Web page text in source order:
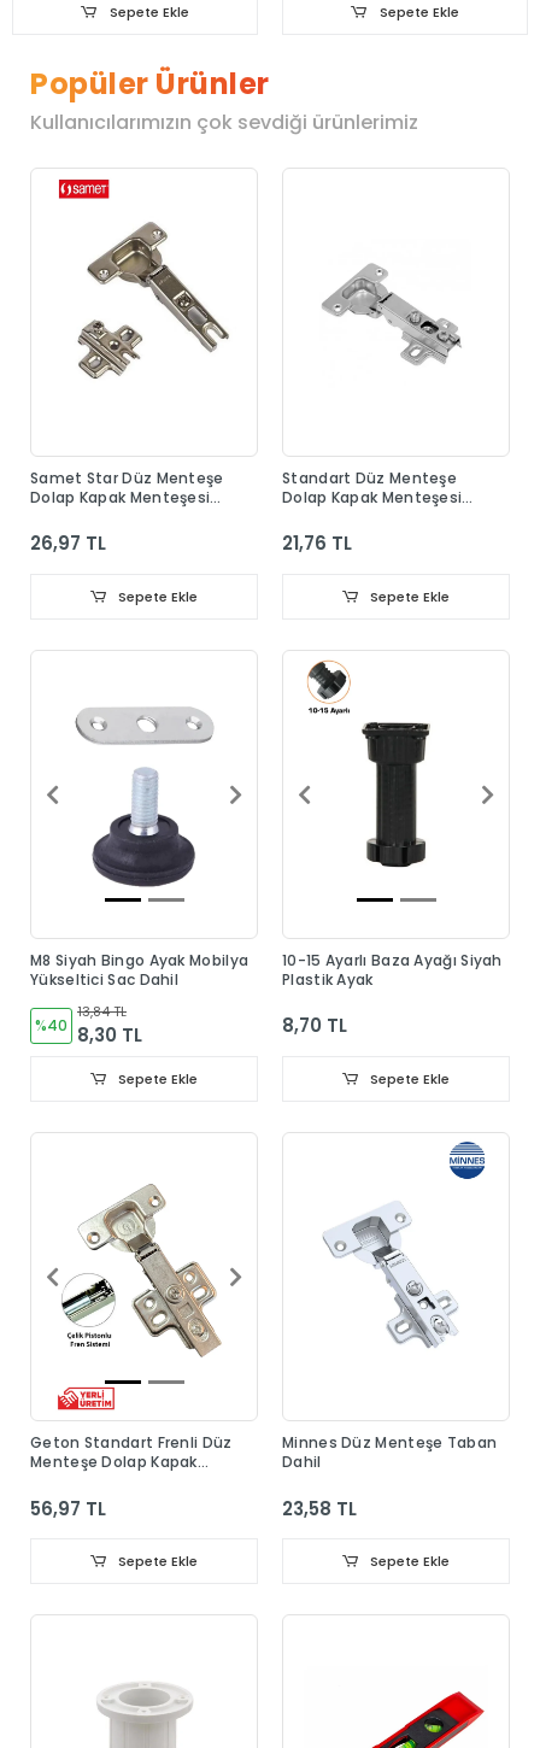
Sepete Ekle Sepete Ekle
Popüler Ürünler
Kullanıcılarımızın çok sevdiği ürünlerimiz
Samet Star Düz Menteşe
Dolap Kapak Menteşesi
26,97 TL
Sepete Ekle
Standart Düz Menteşe
Dolap Kapak Menteşesi
21,76 TL
Sepete Ekle
M8 Siyah Bingo Ayak Mobilya
Yükseltici Sac Dahil
%40
13,84 TL
8,30 TL
Sepete Ekle
10-15 Ayarlı Baza Ayağı Siyah
Plastik Ayak
8,70 TL
Sepete Ekle
Geton Standart Frenli Düz
Menteşe Dolap Kapak
56,97 TL
Sepete Ekle
Minnes Düz Menteşe Taban
Dahil
23,58 TL
Sepete Ekle